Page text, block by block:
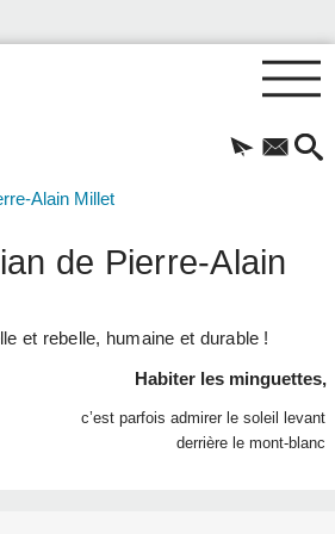
de Pierre-Alain
et rebelle, humaine et durable !
Habiter les minguettes,
c’est parfois admirer le soleil levant
derrière le mont-blanc